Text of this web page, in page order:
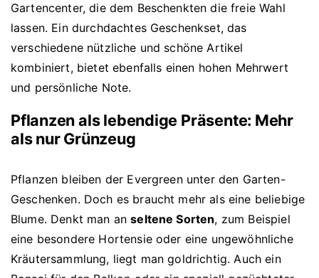
Gartencenter, die dem Beschenkten die freie Wahl
lassen. Ein durchdachtes Geschenkset, das
verschiedene nützliche und schöne Artikel
kombiniert, bietet ebenfalls einen hohen Mehrwert
und persönliche Note.
Pflanzen als lebendige Präsente: Mehr
als nur Grünzeug
Pflanzen bleiben der Evergreen unter den Garten-
Geschenken. Doch es braucht mehr als eine beliebige
Blume. Denkt man anseltene Sorten, zum Beispiel
eine besondere Hortensie oder eine ungewöhnliche
Kräutersammlung, liegt man goldrichtig. Auch ein